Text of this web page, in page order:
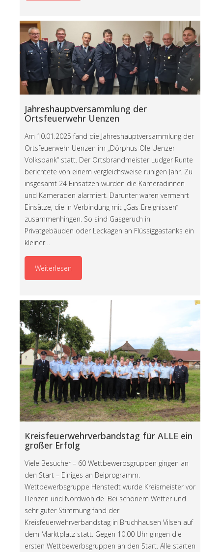
Jahreshauptversammlung der
Ortsfeuerwehr Uenzen
Am 10.01.2025 fand die Jahreshauptversammlung der
Ortsfeuerwehr Uenzen im „Dörphus Ole Uenzer
Volksbank“ statt. Der Ortsbrandmeister Ludger Runte
berichtete von einem vergleichsweise ruhigen Jahr. Zu
insgesamt 24 Einsätzen wurden die Kameradinnen
und Kameraden alarmiert. Darunter waren vermehrt
Einsätze, die in Verbindung mit „Gas-Ereignissen“
zusammenhingen. So sind Gasgeruch in
Privatgebäuden oder Leckagen an Flüssiggastanks ein
kleiner…
Weiterlesen
Kreisfeuerwehrverbandstag für ALLE ein
großer Erfolg
Viele Besucher – 60 Wettbewerbsgruppen gingen an
den Start – Einiges an Beiprogramm.
Wettbewerbsgruppe Henstedt wurde Kreismeister vor
Uenzen und Nordwohlde. Bei schönem Wetter und
sehr guter Stimmung fand der
Kreisfeuerwehrverbandstag in Bruchhausen Vilsen auf
dem Marktplatz statt. Gegen 10:00 Uhr gingen die
ersten Wettbewerbsgruppen an den Start. Alle starten